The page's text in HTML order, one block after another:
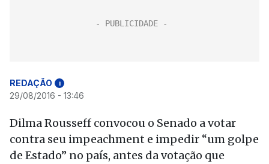
REDAÇÃO i
29/08/2016 - 13:46
Dilma Rousseff convocou o Senado a votar
contra seu impeachment e impedir “um golpe
de Estado” no país, antes da votação que